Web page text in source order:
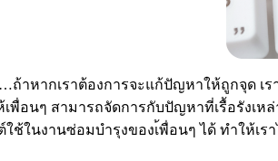
ถ้าหากเราต้องการจะแก้ปัญหาให้ถูกจุด เ
เพื่อนๆ สามารถจัดการกับปัญหาที่เรื้อรังเ
ใช้ในงานซ่อมบำรุงของเ้พื่อนๆ ได้ ทำให้